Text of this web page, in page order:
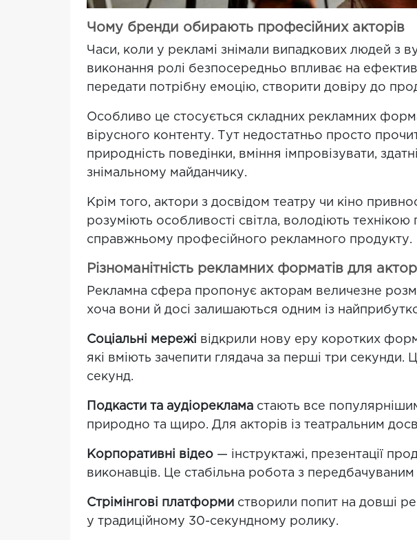
Чому бренди обирають професійних акторів
Часи, коли у рекламі знімали випадкових людей з
виконання ролі безпосередньо впливає на
передати потрібну емоцію, створити довіру до
Особливо це стосується складних рекламних
вірусного контенту. Тут недостатньо просто
природність поведінки, вміння імпровізувати,
знімальному майданчику.
Крім того, актори з досвідом театру чи кіно
розуміють особливості світла, володіють
справжньому професійного рекламного продукту.
Різноманітність рекламних форматів для
Рекламна сфера пропонує акторам величезне
хоча вони й досі залишаються одним із
Соціальні мережі відкрили нову еру коротких
які вміють зачепити глядача за перші три
секунд.
Подкасти та аудіореклама стають все
природно та щиро. Для акторів із театральним
Корпоративні відео — інструктажі, презентації
виконавців. Це стабільна робота з
Стрімінгові платформи створили попит на довші
у традиційному 30-секундному ролику.